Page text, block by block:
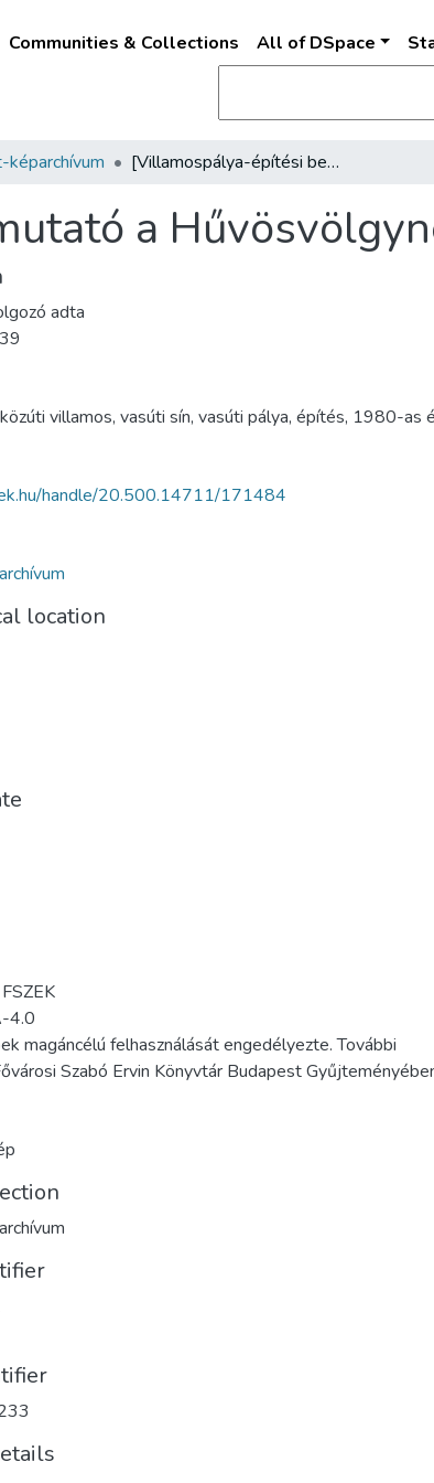
Communities & Collections All of DSpace
képarchívum [Villamospálya-építési bemutató a Hűvösvölgynél]
a
adta
közúti villamos, vasúti sín, vasúti pálya, építés, 1980-as
handle/20.500.14711/171484
location
4.0
magáncélú felhasználását engedélyezte. További
Szabó Ervin Könyvtár Budapest